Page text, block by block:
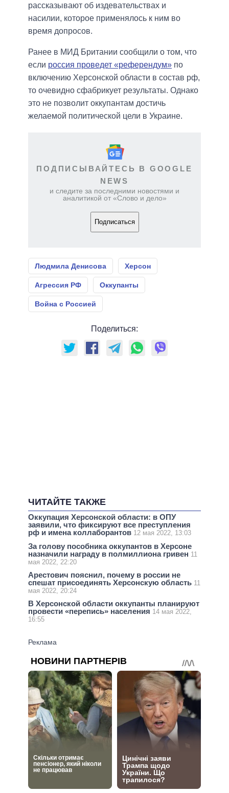
рассказывают об издевательствах и
насилии, которое применялось к ним во
время допросов.
Ранее в МИД Британии сообщили о том, что
если россия проведет «референдум» по
включению Херсонской области в состав рф,
то очевидно сфабрикует результаты. Однако
это не позволит оккупантам достичь
желаемой политической цели в Украине.
ПОДПИСЫВАЙТЕСЬ В GOOGLE
NEWS
и следите за последними новостями и
аналитикой от «Слово и дело»
Подписаться
Людмила Денисова Херсон
Агрессия РФ Оккупанты
Война с Россией
Поделиться:
ЧИТАЙТЕ ТАКЖЕ
Оккупация Херсонской области: в ОПУ
заявили, что фиксируют все преступления
рф и имена коллаборантов 12 мая 2022, 13:03
За голову пособника оккупантов в Херсоне
назначили награду в полмиллиона гривен 11
мая 2022, 22:20
Арестович пояснил, почему в россии не
спешат присоединять Херсонскую область 11
мая 2022, 20:24
В Херсонской области оккупанты планируют
провести «перепись» населения 14 мая 2022,
16:55